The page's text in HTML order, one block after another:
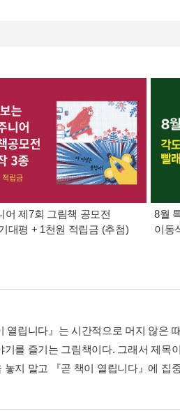
어 제7회 그림책 공모전
대평 + 1천원 적립금 (추첨)
8월
이동
열립니다』는 시간적으로 머지 않은
기를 즐기는 그림책이다. 그래서 제목
놓지 말고 『곧 책이 열립니다』에 집